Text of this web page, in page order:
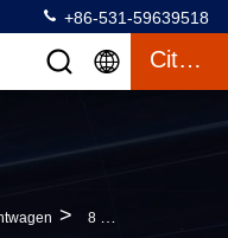
+86-531-59639518
Citaat
> 8 X 4 HOWO Sinotruk Zware Dumptruck Met 6800x2300x1500 Doos Grootte